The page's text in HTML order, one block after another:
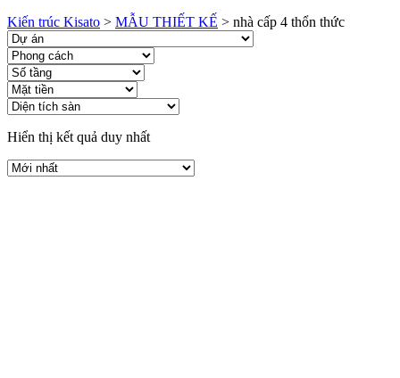
Kiến trúc Kisato > MẪU THIẾT KẾ > nhà cấp 4 thổn thức
Hiển thị kết quả duy nhất